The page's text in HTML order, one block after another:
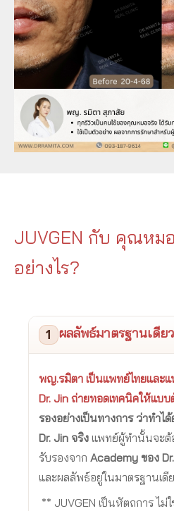
JUVGEN กับ คุณหม
อย่างไร?
1 ผลลัพธ์มาตรฐานเดีย
พญ.รมิตา เป็นแพทย์ไทยและ
Dr. Jin ถ่ายทอดเทคนิคให้แบ
รองอย่างเป็นทางการ ว่าทำไ
Dr. Jin จริง แพทย์ผู้ทำนั้นจะต้
รับรองจาก Academy ของ
และผลลัพธ์อยู่ในมาตรฐานเดี
** JUVGEN เป็นหัตถการ ไม่